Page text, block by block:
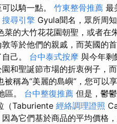
以騎一點。 竹東整骨推薦 最
搜尋引擎 Gyula聞名，眾所周
菜的大竹花花園朝聖，或者在
等於他們的親戚，而英國的
己。 台中泰式按摩 與今年剩
和聖誕節市場的折衷例子，
被稱為“美麗的島嶼”，您可以
區。 台中整復推薦 但是，鬱
（Taburiente 經絡調理證照
為它們基於商品的平均價格